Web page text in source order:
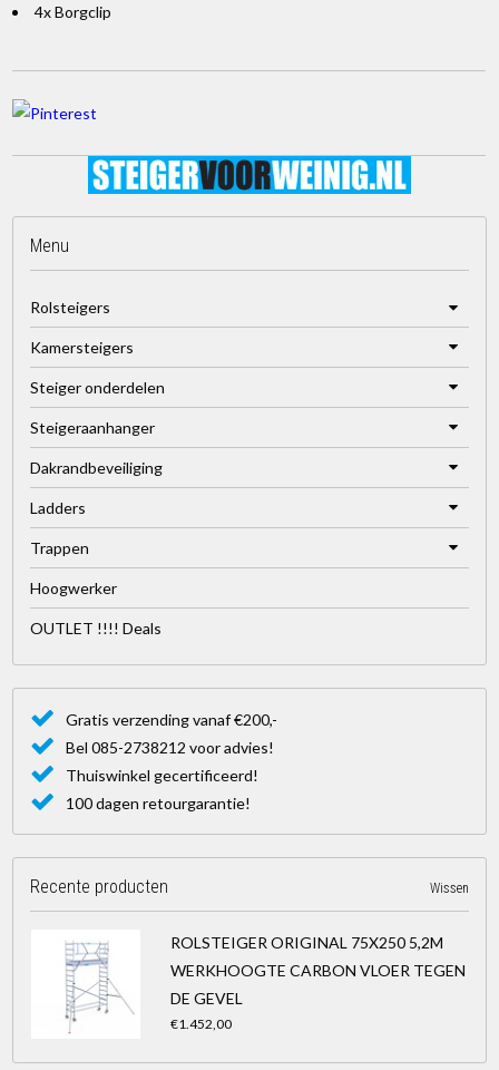
4x Borgclip
Menu
Rolsteigers
Kamersteigers
Steiger onderdelen
Steigeraanhanger
Dakrandbeveiliging
Ladders
Trappen
Hoogwerker
OUTLET !!!! Deals
Gratis verzending vanaf €200,-
Bel 085-2738212 voor advies!
Thuiswinkel gecertificeerd!
100 dagen retourgarantie!
Recente producten Wissen
ROLSTEIGER ORIGINAL 75X250 5,2M
WERKHOOGTE CARBON VLOER TEGEN
DE GEVEL
€1.452,00